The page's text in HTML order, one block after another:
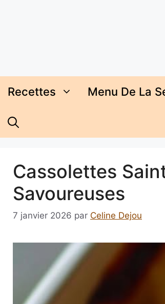
Recettes Menu De La
Cassolettes
Savoureuses
7 janvier 2026 par Celine Dejou